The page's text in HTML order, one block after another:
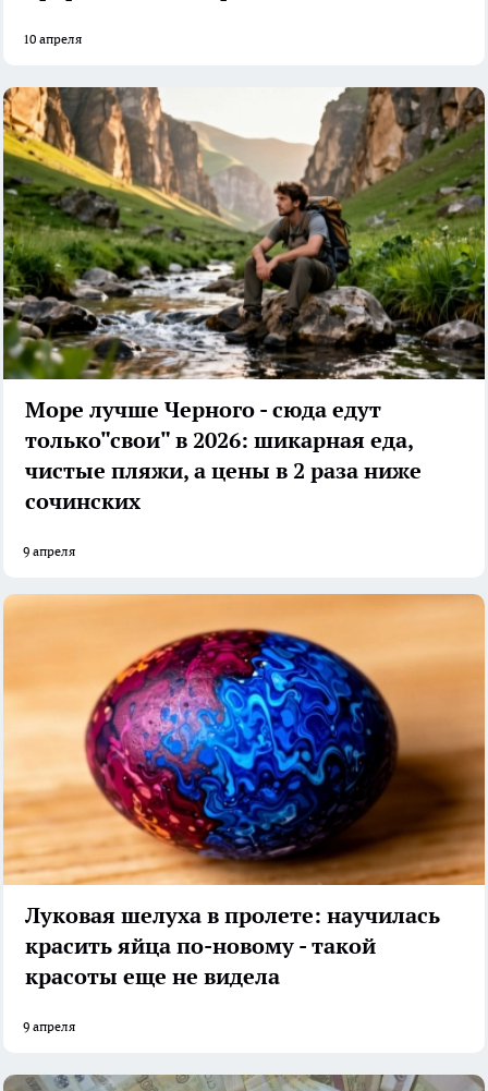
10 апреля
Море лучше Черного - сюда едут
только"свои" в 2026: шикарная еда,
чистые пляжи, а цены в 2 раза ниже
сочинских
9 апреля
Луковая шелуха в пролете: научилась
красить яйца по-новому - такой
красоты еще не видела
9 апреля